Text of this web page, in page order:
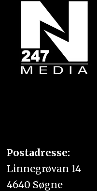
Postadresse:
Linnegrøvan 14
4640 Søgne